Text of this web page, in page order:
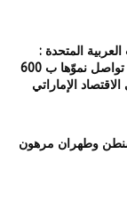
المتحدة :
الاستثمارات الإيطالية في الإمارات تواصل نموّها ب 600
الإماراتي
وطهران مرهون